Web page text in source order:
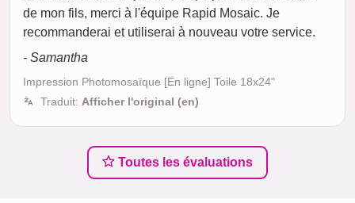
de mon fils, merci à l'équipe Rapid Mosaic. Je
recommanderai et utiliserai à nouveau votre service.
- Samantha
Impression Photomosaïque [En ligne] Toile 18x24"
Traduit: Afficher l'original (en)
Toutes les évaluations